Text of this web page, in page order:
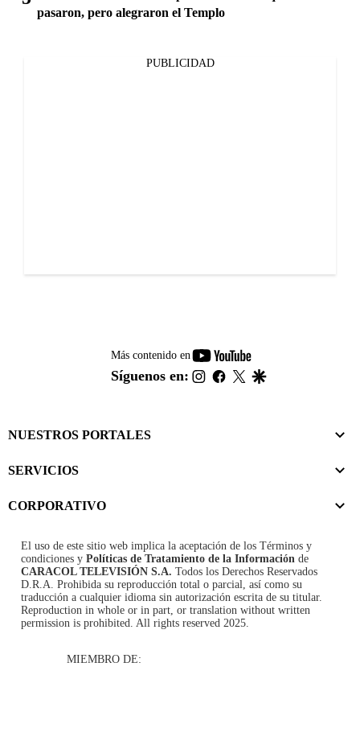
pasaron, pero alegraron el Templo
PUBLICIDAD
Más contenido en
youtube-
footer
Síguenos en: instagram
facebook
twitter
NUESTROS PORTALES
SERVICIOS
CORPORATIVO
El uso de este sitio web implica la aceptación de los Términos y
condiciones y Políticas de Tratamiento de la Información de
CARACOL TELEVISIÓN S.A. Todos los Derechos Reservados
D.R.A. Prohibida su reproducción total o parcial, así como su
traducción a cualquier idioma sin autorización escrita de su titular.
Reproduction in whole or in part, or translation without written
permission is prohibited. All rights reserved 2025.
MIEMBRO DE: